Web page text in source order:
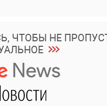
ЧТОБЫ НЕ